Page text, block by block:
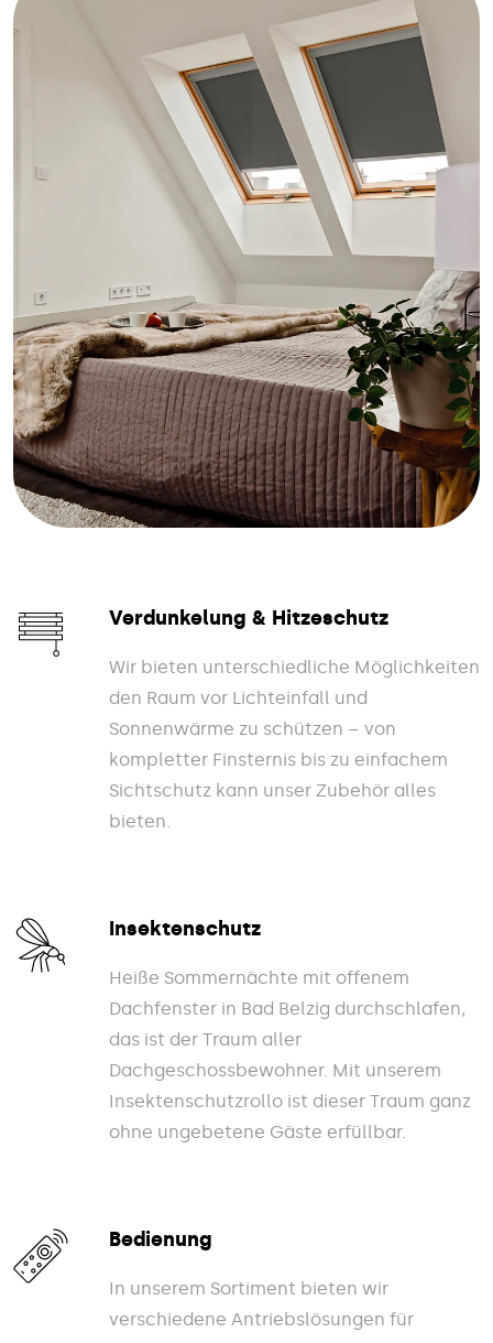
Verdunkelung & Hitzeschutz
Wir bieten unterschiedliche Möglichkeiten
den Raum vor Lichteinfall und
Sonnenwärme zu schützen – von
kompletter Finsternis bis zu einfachem
Sichtschutz kann unser Zubehör alles
bieten.
Insektenschutz
Heiße Sommernächte mit offenem
Dachfenster in Bad Belzig durchschlafen,
das ist der Traum aller
Dachgeschossbewohner. Mit unserem
Insektenschutzrollo ist dieser Traum ganz
ohne ungebetene Gäste erfüllbar.
Bedienung
In unserem Sortiment bieten wir
verschiedene Antriebslösungen für